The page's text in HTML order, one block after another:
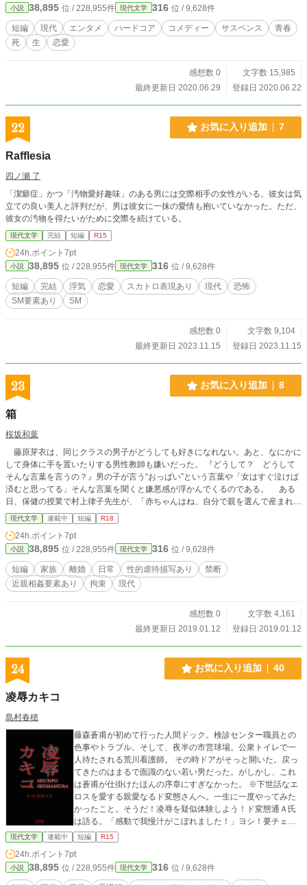
小説 38,895 位 / 228,955件 現代文学 316 位 / 9,628件
短編 現代 エンタメ ハードコア コメディー サスペンス
青春
死
生 恋愛
感想数 0
文字数 15,985
最終更新日 2020.06.29
登録日 2020.06.22
22 お気に入り追加 7
Rafflesia
四ノ瀬 了
「潔癖症」かつ「汚物愛好趣味」のある男には交際相手の女性がいる。彼女は気
立ての良い美人と評判だが、男は彼女に一抹の愛情も抱いていなかった。ただ、
彼女の汚物を得たいがために交際を続けている。
現代文学 完結 短編 R15
24h.ポイント 7pt
小説 38,895 位 / 228,955件 現代文学 316 位 / 9,628件
短編 完結 浮気 恋愛 スカトロ表現あり 現代
恐怖
SM要素あり
SM
感想数 0
文字数 9,104
最終更新日 2023.11.15
登録日 2023.11.15
23 お気に入り追加 8
箱
桜坂和葉
藤原芽衣は、同じクラスの男子がどうしても好きになれない。あと、なにかに
して身体に手を置いたりする男性教師も嫌いだった。 『どうして？ どうして
そんな言葉を言うの？』男の子が言う“おっぱい”という言葉や「女はすぐ泣けば
済むと思ってる」そんな言葉を聞くと嫌悪感が浮かんでくるのである。 ある
日、保健の授業で村上律子先生が、「赤ちゃんはね、自分で親を選んで産まれて
くるの···」周りの女の子達は、キャッキャッ楽しそうに話を聞いてる中、芽衣は
先生が言った言葉を信じる気持ちにはならなかった。なぜなら···(親子ってなん
ですか？より)
現代文学 連載中 短編 R18
24h.ポイント 7pt
小説 38,895 位 / 228,955件 現代文学 316 位 / 9,628件
短編 家族 離婚 日常 性的虐待描写あり
禁断
近親相姦要素あり
拘束 現代
感想数 0
文字数 4,161
最終更新日 2019.01.12
登録日 2019.01.12
24 お気に入り追加 40
凌辱カキコ
島村春穂
藤森蒼甫が初めて行った人間ドック。検診センター職員との
色事やトラブル。そして、夜半の市営球場。公衆トイレで一
人待たされる荒川看護師。 その時ドアがそっと開いた。戻っ
てきたのはまるで面識のない若い男だった。がしかし、これ
は蒼甫が仕掛けたほんの序章にすぎなかった。 ※下世話なエ
ロスを愛する親愛なるド変態さんへ。一生に一度やってみた
かったこと。そうだ！凌辱を疑似体験しよう！ド変態通Ａ氏
は語る。「感動で我慢汁がこぼれました！」ヨシ！要チェッ
クだ！
現代文学 連載中 短編 R15
24h.ポイント 7pt
小説 38,895 位 / 228,955件 現代文学 316 位 / 9,628件